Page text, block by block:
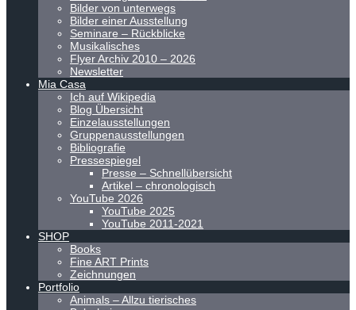
Bilder von unterwegs
Bilder einer Ausstellung
Seminare – Rückblicke
Musikalisches
Flyer Archiv 2010 – 2026
Newsletter
Mia Casa
Ich auf Wikipedia
Blog Übersicht
Einzelausstellungen
Gruppenausstellungen
Bibliografie
Pressespiegel
Presse – Schnellübersicht
Artikel – chronologisch
YouTube 2026
YouTube 2025
YouTube 2011-2021
SHOP
Books
Fine ART Prints
Zeichnungen
Portfolio
Animals – Allzu tierisches